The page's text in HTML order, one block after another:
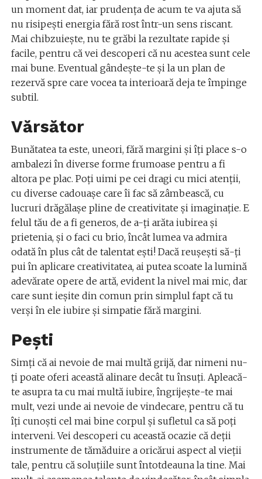
un moment dat, iar prudența de acum te va ajuta să
nu risipești energia fără rost într-un sens riscant.
Mai chibzuiește, nu te grăbi la rezultate rapide și
facile, pentru că vei descoperi că nu acestea sunt cele
mai bune. Eventual gândește-te și la un plan de
rezervă spre care vocea ta interioară deja te împinge
subtil.
Vărsător
Bunătatea ta este, uneori, fără margini şi îţi place s-o
ambalezi în diverse forme frumoase pentru a fi
altora pe plac. Poţi uimi pe cei dragi cu mici atenţii,
cu diverse cadouaşe care îi fac să zâmbească, cu
lucruri drăgălaşe pline de creativitate şi imaginaţie. E
felul tău de a fi generos, de a-ţi arăta iubirea şi
prietenia, şi o faci cu brio, încât lumea va admira
odată în plus cât de talentat eşti! Dacă reuşeşti să-ţi
pui în aplicare creativitatea, ai putea scoate la lumină
adevărate opere de artă, evident la nivel mai mic, dar
care sunt ieşite din comun prin simplul fapt că tu
verşi în ele iubire şi simpatie fără margini.
Pești
Simţi că ai nevoie de mai multă grijă, dar nimeni nu-
ţi poate oferi această alinare decât tu însuţi. Apleacă-
te asupra ta cu mai multă iubire, îngrijeşte-te mai
mult, vezi unde ai nevoie de vindecare, pentru că tu
îţi cunoşti cel mai bine corpul şi sufletul ca să poţi
interveni. Vei descoperi cu această ocazie că deţii
instrumente de tămăduire a oricărui aspect al vieţii
tale, pentru că soluţiile sunt întotdeauna la tine. Mai